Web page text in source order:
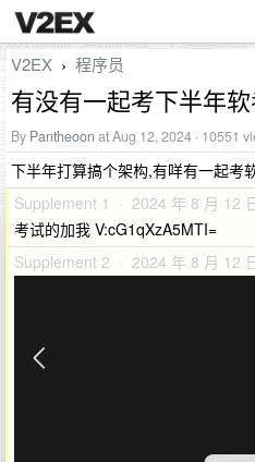
V2EX › 程序员
有没有一起考下半年
By Pantheoon at Aug 12, 2024 · 10551
下半年打算搞个架构,有咩有一起考
Supplement 1 · 2024 年 8 月 12
考试的加我 V:cG1qXzA5MTI=
Supplement 2 · 2024 年 8 月 12